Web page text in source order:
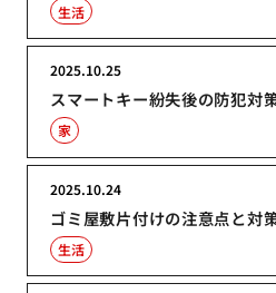
生活
スマートキー紛失後の防犯対
2025.10.25
家
ゴミ屋敷片付けの注意点と対
2025.10.24
生活